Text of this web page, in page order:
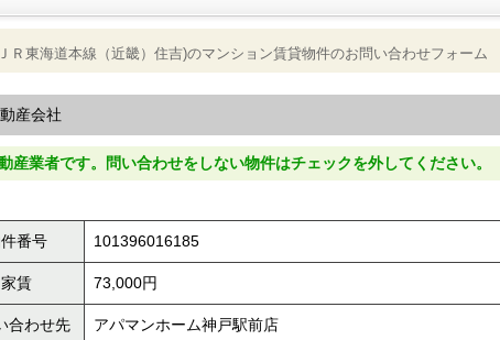
Ｒ東海道本線（近畿）住吉)のマンション賃貸物件のお問い合わせフォーム
産会社
産業者です。問い合わせをしない物件はチェックを外してください。
番号 101396016185
家賃 73,000円
合わせ先 アパマンホーム神戸駅前店